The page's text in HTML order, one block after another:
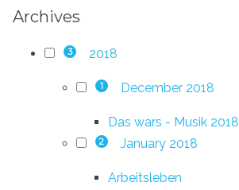
Archives
3 2018
1 December 2018
Das wars - Musik 2018
2 January 2018
Arbeitsleben